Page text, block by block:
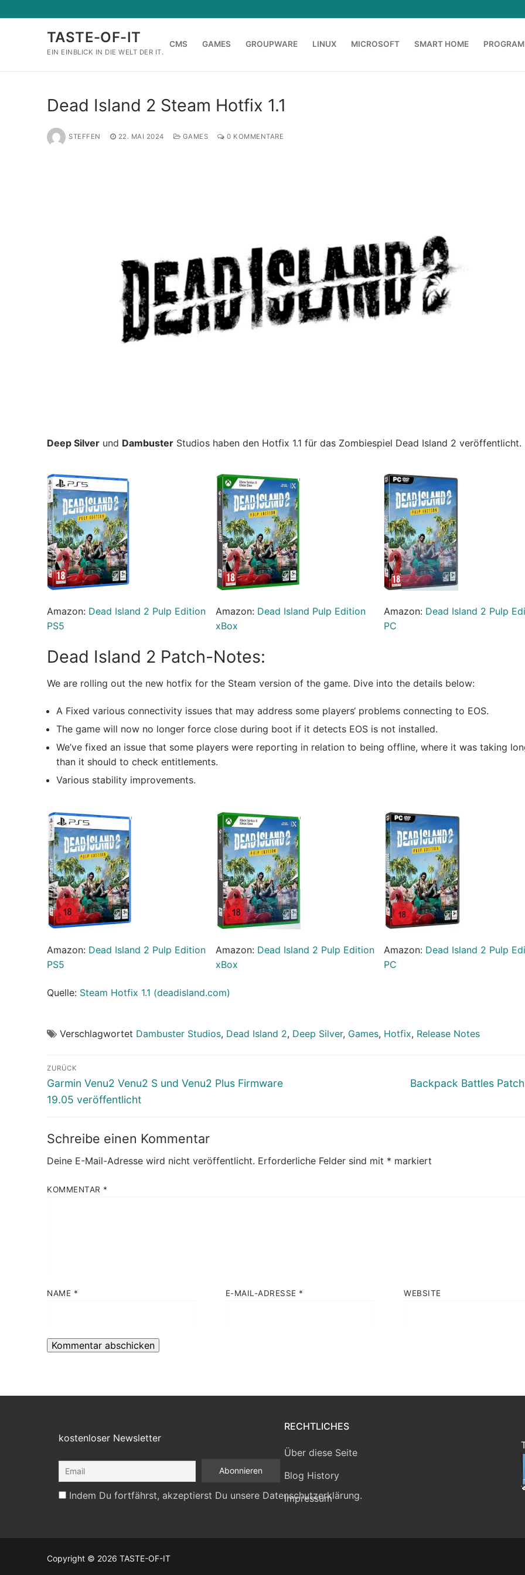
Inhalt
TASTE-OF-IT
EIN EINBLICK IN DIE WELT DER IT.
CMS GAMES GROUPWARE LINUX MICROSOFT SMART HOME
Dead Island 2 Steam Hotfix 1.1
STEFFEN 22. MAI 2024 GAMES 0 KOMMENTARE
Deep Silver und Dambuster Studios haben den Hotfix 1.1 für das Zombiespiel Dead Island 2 veröffentlicht.
Amazon: Dead Island 2 Pulp Edition
PS5
Amazon: Dead Island Pulp Edition
xBox
Amazon: Dead Island 2 Pulp
PC
Dead Island 2 Patch-Notes:
We are rolling out the new hotfix for the Steam version of the game. Dive into the details below:
A Fixed various connectivity issues that may address some players‘ problems connecting to EOS.
The game will now no longer force close during boot if it detects EOS is not installed.
We’ve fixed an issue that some players were reporting in relation to being offline, where it was taking
than it should to check entitlements.
Various stability improvements.
Amazon: Dead Island 2 Pulp Edition
PS5
Amazon: Dead Island 2 Pulp Edition
xBox
Amazon: Dead Island 2 Pulp
PC
Quelle: Steam Hotfix 1.1 (deadisland.com)
Verschlagwortet Dambuster Studios, Dead Island 2, Deep Silver, Games, Hotfix, Release Notes
Beitragsnavigation
ZURÜCK
Vorheriger
Beitrag:
Garmin Venu2 Venu2 S und Venu2 Plus Firmware
19.05 veröffentlicht
Nächster
Backpack Battles
Schreibe einen Kommentar
Deine E-Mail-Adresse wird nicht veröffentlicht. Erforderliche Felder sind mit * markiert
KOMMENTAR *
NAME * E-MAIL-ADRESSE * WEBSITE
kostenloser Newsletter
Indem Du fortfährst, akzeptierst Du unsere Datenschutzerklärung.
RECHTLICHES
Über diese Seite
Blog History
Impressum
Copyright © 2026 TASTE-OF-IT